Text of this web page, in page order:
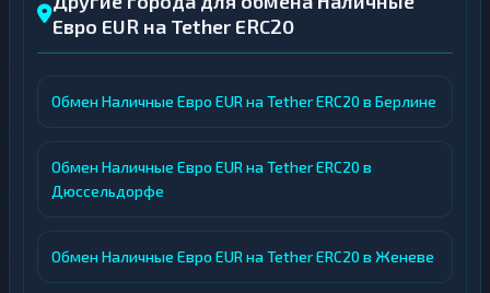
Евро EUR на Tether ERC20
Обмен Наличные Евро EUR на Tether ERC20 в Берлине
Обмен Наличные Евро EUR на Tether ERC20 в
Дюссельдорфе
Обмен Наличные Евро EUR на Tether ERC20 в Женеве